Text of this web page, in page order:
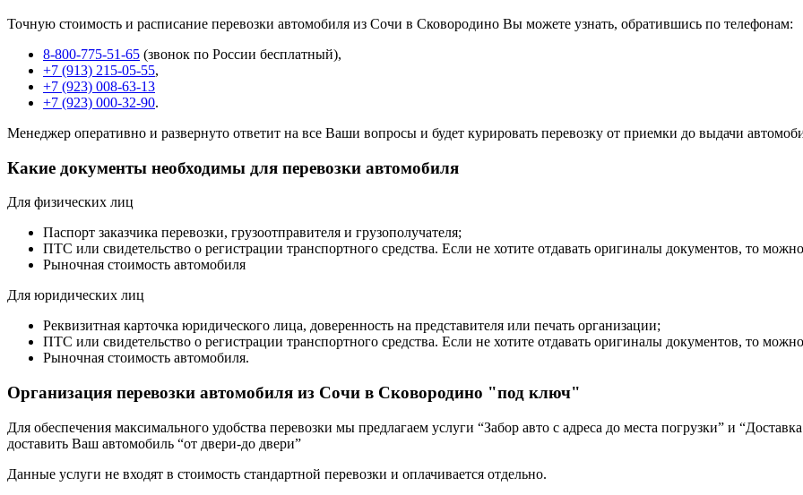
Точную стоимость и расписание перевозки автомобиля из Сочи в Сковородино Вы можете узнать, обратившись по телефонам:
8-800-775-51-65 (звонок по России бесплатный),
+7 (913) 215-05-55,
+7 (923) 008-63-13
+7 (923) 000-32-90.
Менеджер оперативно и развернуто ответит на все Ваши вопросы и будет курировать перевозку от приемки до выдачи
Какие документы необходимы для перевозки автомобиля
Для физических лиц
Паспорт заказчика перевозки, грузоотправителя и грузополучателя;
ПТС или свидетельство о регистрации транспортного средства. Если не хотите отдавать оригиналы документов, то
Рыночная стоимость автомобиля
Для юридических лиц
Реквизитная карточка юридического лица, доверенность на представителя или печать организации;
ПТС или свидетельство о регистрации транспортного средства. Если не хотите отдавать оригиналы документов, то
Рыночная стоимость автомобиля.
Организация перевозки автомобиля из Сочи в Сковородино "под ключ"
Для обеспечения максимального удобства перевозки мы предлагаем услуги “Забор авто с адреса до места погрузки” и
доставить Ваш автомобиль “от двери-до двери”
Данные услуги не входят в стоимость стандартной перевозки и оплачивается отдельно.